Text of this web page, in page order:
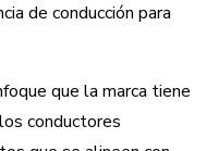
de conducción para
que la marca tiene
conductores